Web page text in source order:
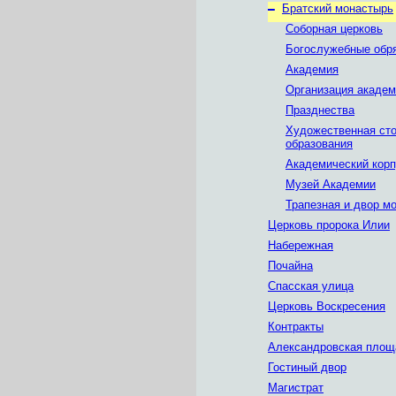
–
Братский монастырь
Соборная церковь
Богослужебные
Академия
Организация
Празднества
Художественная
образования
Академический
Музей Академии
Трапезная и двор
Церковь пророка Илии
Набережная
Почайна
Спасская улица
Церковь Воскресения
Контракты
Александровская
Гостиный двор
Магистрат